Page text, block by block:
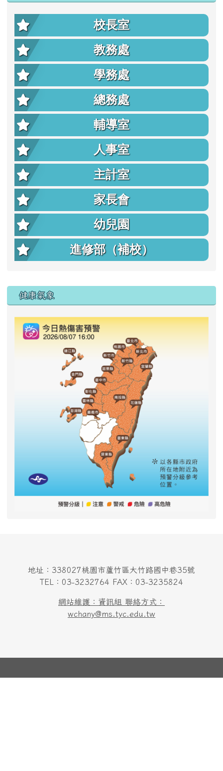
校長室
教務處
學務處
總務處
輔導室
人事室
主計室
家長會
幼兒園
進修部（補校）
右邊區域內容
健康氣象
地址：338027桃園市蘆竹區大竹路國中巷35號
TEL：03-3232764 FAX：03-3235824
網站維護：資訊組 聯絡方式：
wchany@ms.tyc.edu.tw